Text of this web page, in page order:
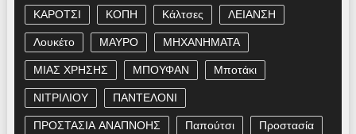
ΚΑΡΟΤΣΙ
ΚΟΠΗ Κάλτσες
ΛΕΙΑΝΣΗ
Λουκέτο
ΜΑΥΡΟ
ΜΗΧΑΝΗΜΑΤΑ
ΜΙΑΣ ΧΡΗΣΗΣ
ΜΠΟΥΦΑΝ
Μποτάκι
ΝΙΤΡΙΛΙΟΥ
ΠΑΝΤΕΛΟΝΙ
ΠΡΟΣΤΑΣΙΑ ΑΝΑΠΝΟΗΣ
Παπούτσι
Προστασία